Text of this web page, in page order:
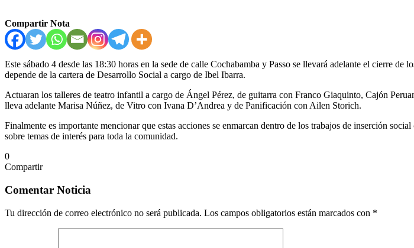
Compartir Nota
Este sábado 4 desde las 18:30 horas en la sede de calle Cochabamba y Passo se llevará adelante el cierre
depende de la cartera de Desarrollo Social a cargo de Ibel Ibarra.
Actuaran los talleres de teatro infantil a cargo de Ángel Pérez, de guitarra con Franco Giaquinto, Cajón
lleva adelante Marisa Núñez, de Vitro con Ivana D’Andrea y de Panificación con Ailen Storich.
Finalmente es importante mencionar que estas acciones se enmarcan dentro de los trabajos de inserción
sobre temas de interés para toda la comunidad.
0
Compartir
por
electrónico
Comentar Noticia
Tu dirección de correo electrónico no será publicada. Los campos obligatorios están marcados con *